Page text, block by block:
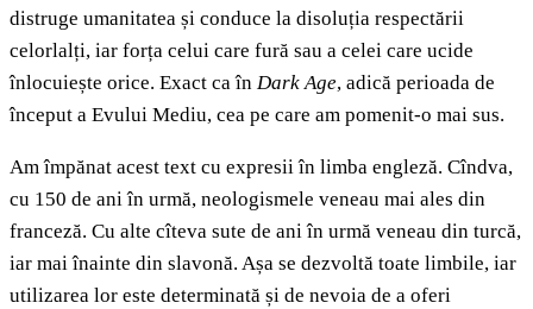
distruge umanitatea și conduce la disoluția respectării
celorlalți, iar forța celui care fură sau a celei care ucide
înlocuiește orice. Exact ca în Dark Age, adică perioada de
început a Evului Mediu, cea pe care am pomenit-o mai sus.
Am împănat acest text cu expresii în limba engleză. Cîndva,
cu 150 de ani în urmă, neologismele veneau mai ales din
franceză. Cu alte cîteva sute de ani în urmă veneau din turcă,
iar mai înainte din slavonă. Așa se dezvoltă toate limbile, iar
utilizarea lor este determinată și de nevoia de a oferi